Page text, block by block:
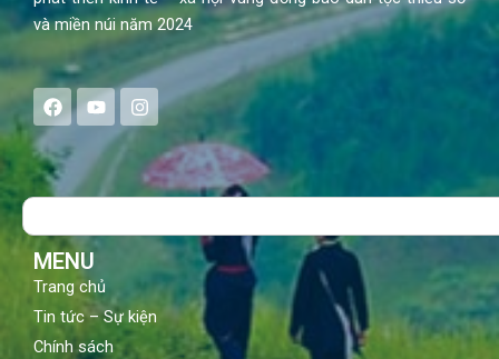
và miền núi năm 2024
F
a
e
b
o
Y
o
t
u
b
I
n
s
a
g
Search
MENU
Trang chủ
Tin tức – Sự kiện
Chính sách